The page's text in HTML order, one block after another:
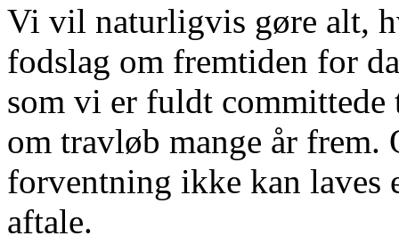
Vi vil naturligvis gøre alt,
fodslag om fremtiden for
som vi er fuldt committede
om travløb mange år frem.
forventning ikke kan laves
aftale.